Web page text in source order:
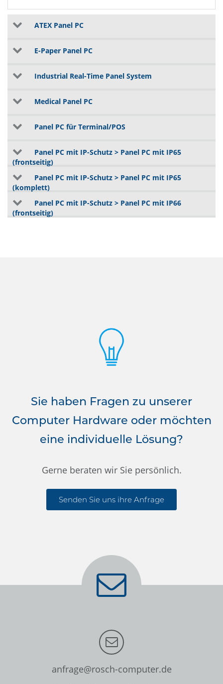
ATEX Panel PC
E-Paper Panel PC
Industrial Real-Time Panel System
Medical Panel PC
Panel PC für Terminal/POS
Panel PC mit IP-Schutz > Panel PC mit IP65
(frontseitig)
Panel PC mit IP-Schutz > Panel PC mit IP65
(komplett)
Panel PC mit IP-Schutz > Panel PC mit IP66
(frontseitig)
Sie haben Fragen zu unserer
Computer Hardware oder möchten
eine individuelle Lösung?
Gerne beraten wir Sie persönlich.
Senden Sie uns ihre Anfrage
anfrage@rosch-computer.de